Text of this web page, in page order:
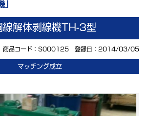
」
線解体剥線機TH-3型
商品コード：S000125 登録日：2014/03/05
マッチング成立